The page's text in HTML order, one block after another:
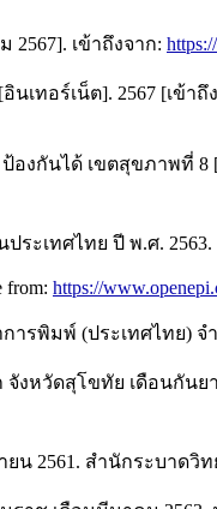
เข้าถึงจาก:
อร์เน็ต]. 2567 [เข้าถึ
กันได้ เขตสุขภาพที่ 8 [
ะเทศไทย ปี พ.ศ.
from: https://
รพิมพ์ (ประเทศไทย) จำ
หวัดสุโขทัย เดือนกันย
2561. สำนักระบาดวิ